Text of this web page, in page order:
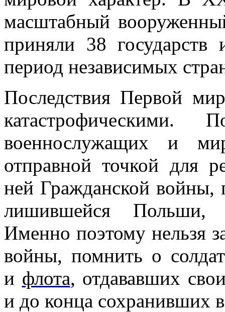
масштабный
приняли 38
период независимых
Последствия Первой
катастрофическими.
военнослужащих и
отправной точкой для
ней Гражданской войны,
лишившейся Польши,
Именно поэтому нельзя
войны, помнить о
и флота, отдававших
и до конца сохранивших